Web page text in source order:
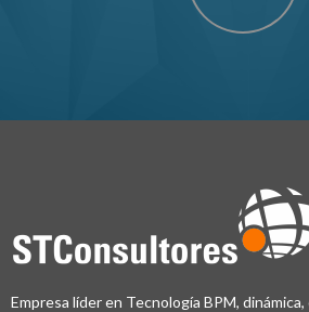
Empresa líder en Tecnología BPM,